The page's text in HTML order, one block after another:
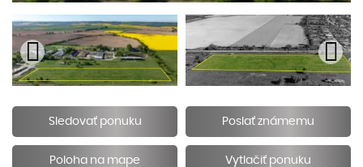
Sledovať ponuku Poslať známemu
Poloha na mape Vytlačiť ponuku